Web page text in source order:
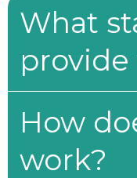
What
How
work?